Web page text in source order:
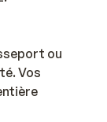
ou
Vos